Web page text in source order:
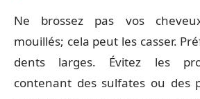
Ne brossez pas vos
mouillés; cela peut les casser.
dents larges. Évitez les
contenant des sulfates ou des